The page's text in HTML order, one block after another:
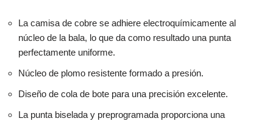
La camisa de cobre se adhiere electroquímicamente al
núcleo de la bala, lo que da como resultado una punta
perfectamente uniforme.
Núcleo de plomo resistente formado a presión.
Diseño de cola de bote para una precisión excelente.
La punta biselada y preprogramada proporciona una